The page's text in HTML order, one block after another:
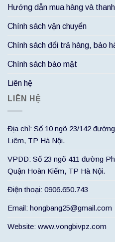
Hướng dẫn mua hàng và
Chính sách vận chuyển
Chính sách đổi trả hàng, bảo
Chính sách bảo mật
Liên hệ
LIÊN HỆ
Địa chỉ: Số 10 ngõ 23/142
Liêm, TP Hà Nội.
VPDD: Số 23 ngõ 411 đường
Quận Hoàn Kiếm, TP Hà Nội.
Điện thoại: 0906.650.743
Email: hongbang25@gmail.com
Website: www.vongbivpz.com